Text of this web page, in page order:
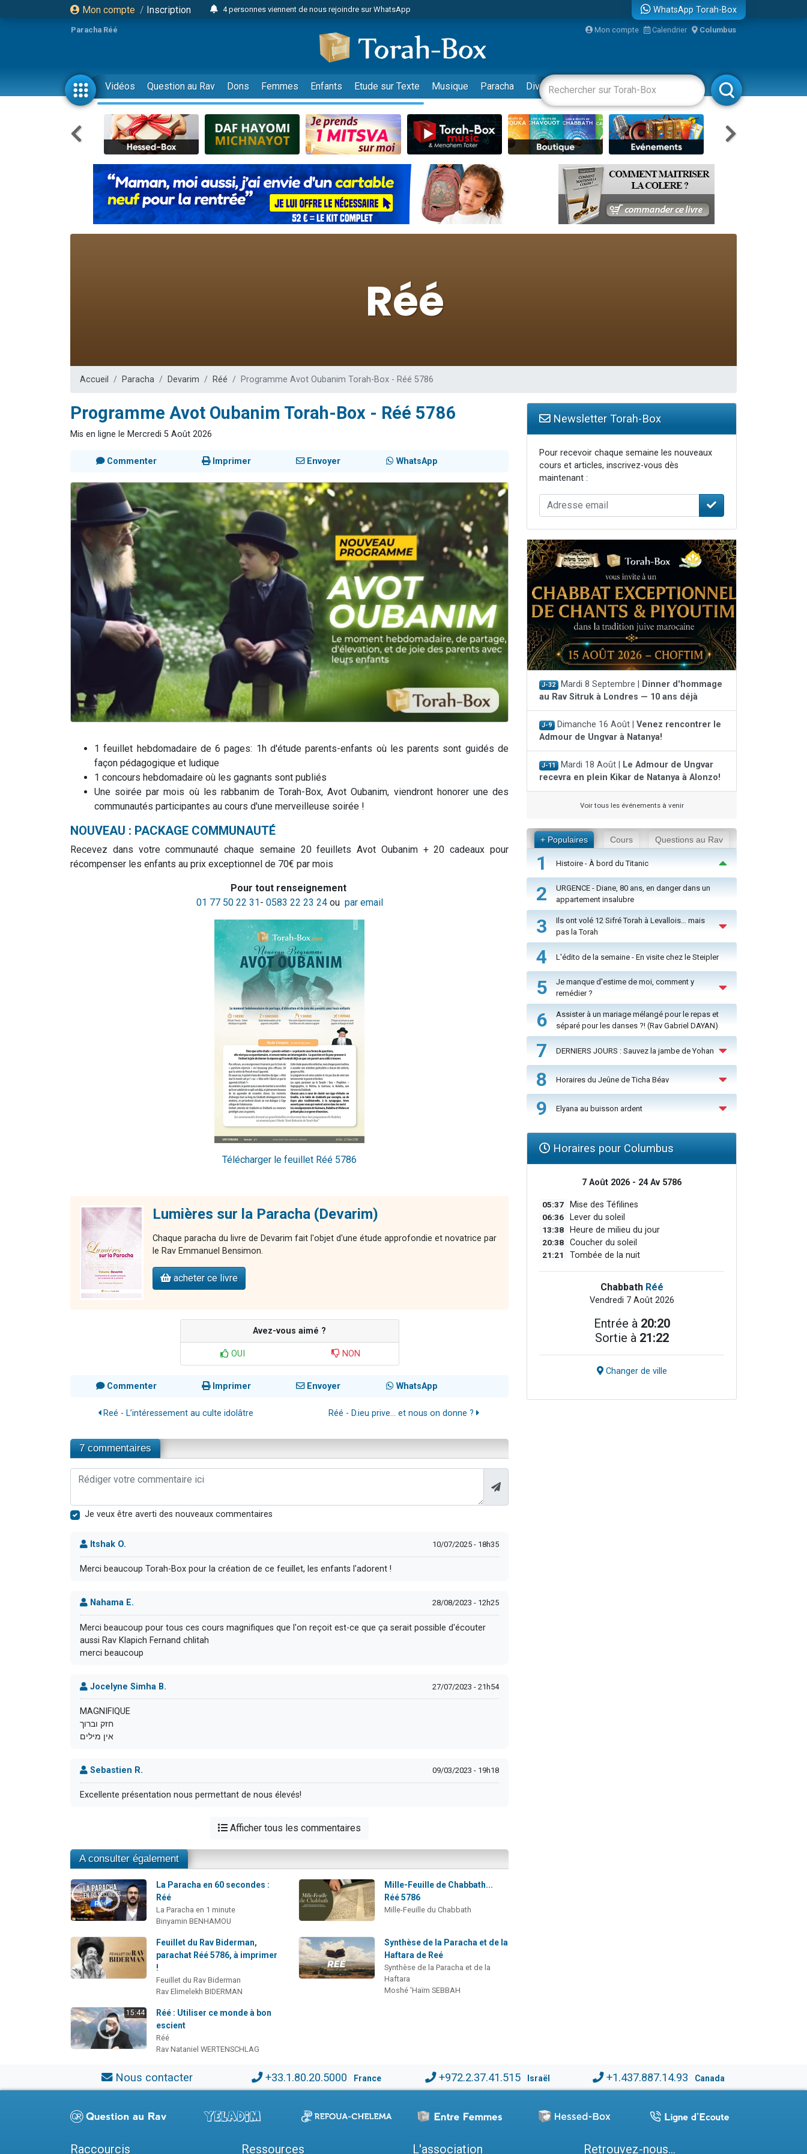
Mon compte / Inscription
4 personnes viennent de nous rejoindre sur WhatsApp
Odaya vient de donner son Maasser
3 personnes viennent de faire un don pour 5 jours de vacances aux Orphelins
3 personnes viennent de faire un don pour Diane, 80 ans, dans un appartement insalubre
13 personnes viennent de demander une bénédiction
2 personnes viennent de nous rejoindre sur WhatsApp
30 personnes viennent de faire un don pour Sauvez la jambe de Yohan
Il reste 49 places pour étudier en groupe sur Zoom
12 nouvelles musiques dans Torah-Box Music
3 personnes viennent de nous rejoindre sur WhatsApp
2 personnes viennent de nous rejoindre sur WhatsApp
3 personnes viennent de nous rejoindre sur WhatsApp
Nouvelle émission radio : Visions de grandeur n°104 : Le Chabbath et le Birkat Hamazone à travers le temps
61 personnes viennent de demander une bénédiction
WhatsApp Torah-Box
Paracha Réé Mon compte Calendrier Columbus
Vidéos Question au Rav Dons Femmes Enfants Etude sur Texte Musique Paracha Divertissements Livres Rabbanim
Accueil Paracha Devarim Réé Programme Avot Oubanim Torah-Box - Réé 5786
Programme Avot Oubanim Torah-Box - Réé 5786
Mis en ligne le Mercredi 5 Août 2026
Commenter Imprimer Envoyer WhatsApp
1 feuillet hebdomadaire de 6 pages: 1h d'étude parents-enfants où les parents sont guidés de
façon pédagogique et ludique
1 concours hebdomadaire où les gagnants sont publiés
Une soirée par mois où les rabbanim de Torah-Box, Avot Oubanim, viendront honorer une des
communautés participantes au cours d'une merveilleuse soirée !
NOUVEAU : PACKAGE COMMUNAUTÉ
Recevez dans votre communauté chaque semaine 20 feuillets Avot Oubanim + 20 cadeaux pour
récompenser les enfants au prix exceptionnel de 70€ par mois
Pour tout renseignement
01 77 50 22 31 - 0583 22 23 24ou par email
Télécharger le feuillet Réé 5786
Lumières sur la Paracha (Devarim)
Chaque paracha du livre de Devarim fait l'objet d'une étude approfondie et novatrice par
le Rav Emmanuel Bensimon.
acheter ce livre
Avez-vous aimé ?
OUI NON
Commenter Imprimer Envoyer WhatsApp
Reé - L’intéressement au culte idolâtre Réé - D.ieu prive... et nous on donne ?
7 commentaires
Je veux être averti des nouveaux commentaires
Itshak O. 10/07/2025 - 18h35
Merci beaucoup Torah-Box pour la création de ce feuillet, les enfants l'adorent !
Nahama E. 28/08/2023 - 12h25
Merci beaucoup pour tous ces cours magnifiques que l'on reçoit est-ce que ça serait possible d'écouter
aussi Rav Klapich Fernand chlitah
merci beaucoup
Jocelyne Simha B. 27/07/2023 - 21h54
MAGNIFIQUE
חזק וברוך
אין מילים
Sebastien R. 09/03/2023 - 19h18
Excellente présentation nous permettant de nous élevés!
Afficher tous les commentaires
A consulter également
La Paracha en 60 secondes :
Réé
La Paracha en 1 minute
Binyamin BENHAMOU
Mille-Feuille de Chabbath...
Réé 5786
Mille-Feuille du Chabbath
Feuillet du Rav Biderman,
parachat Réé 5786, à imprimer
!
Feuillet du Rav Biderman
Rav Elimelekh BIDERMAN
Synthèse de la Paracha et de la
Haftara de Reé
Synthèse de la Paracha et de la
Haftara
Moshé 'Haïm SEBBAH
15:44
Réé : Utiliser ce monde à bon
escient
Réé
Rav Nataniel WERTENSCHLAG
Newsletter Torah-Box
Pour recevoir chaque semaine les nouveaux
cours et articles, inscrivez-vous dès
maintenant :
J-32 Mardi 8 Septembre |
Dinner d'hommage
au Rav Sitruk à Londres — 10 ans déjà
J-9 Dimanche 16 Août | Venez rencontrer le
Admour de Ungvar à Natanya!
J-11 Mardi 18 Août |
Le Admour de Ungvar
recevra en plein Kikar de Natanya à Alonzo!
Voir tous les événements à venir
+ Populaires Cours Questions au Rav
1 Histoire - À bord du Titanic
2
URGENCE - Diane, 80 ans, en danger dans un
appartement insalubre
3
Ils ont volé 12 Sifré Torah à Levallois… mais
pas la Torah
4 L'édito de la semaine - En visite chez le Steipler
5
Je manque d'estime de moi, comment y
remédier ?
6
Assister à un mariage mélangé pour le repas et
séparé pour les danses ?! (Rav Gabriel DAYAN)
7 DERNIERS JOURS : Sauvez la jambe de Yohan
8 Horaires du Jeûne de Ticha Béav
9 Elyana au buisson ardent
Horaires pour Columbus
7 Août 2026 - 24 Av 5786
05:37 Mise des Téfilines
06:36 Lever du soleil
13:38 Heure de milieu du jour
20:38 Coucher du soleil
21:21 Tombée de la nuit
Chabbath Réé
Vendredi 7 Août 2026
Entrée à 20:20
Sortie à 21:22
Changer de ville
Nous contacter +33.1.80.20.5000 France +972.2.37.41.515 Israël +1.437.887.14.93 Canada
Raccourcis Ressources L'association Retrouvez-nous...